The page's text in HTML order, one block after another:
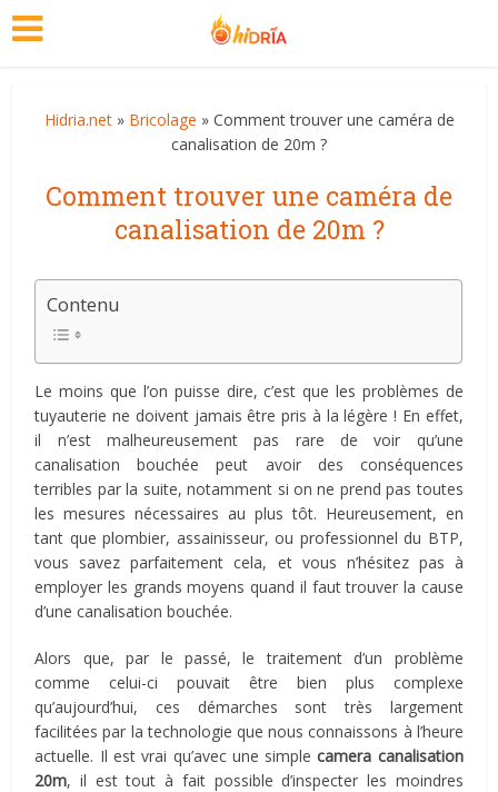
Hidria.net» Bricolage » Comment trouver une caméra de
canalisation de 20m ?
Comment trouver une caméra de
canalisation de 20m ?
Contenu
Le moins que l’on puisse dire, c’est que les problèmes de
tuyauterie ne doivent jamais être pris à la légère ! En effet,
il n’est malheureusement pas rare de voir qu’une
canalisation bouchée peut avoir des conséquences
terribles par la suite, notamment si on ne prend pas toutes
les mesures nécessaires au plus tôt. Heureusement, en
tant que plombier, assainisseur, ou professionnel du BTP,
vous savez parfaitement cela, et vous n’hésitez pas à
employer les grands moyens quand il faut trouver la cause
d’une canalisation bouchée.
Alors que, par le passé, le traitement d’un problème
comme celui-ci pouvait être bien plus complexe
qu’aujourd’hui, ces démarches sont très largement
facilitées par la technologie que nous connaissons à l’heure
actuelle. Il est vrai qu’avec une simplecamera canalisation
20m, il est tout à fait possible d’inspecter les moindres